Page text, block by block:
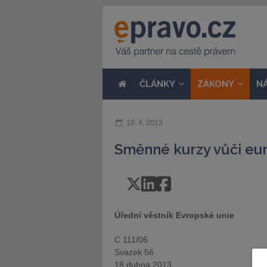
ČLÁNKY ZÁKONY
18. 4. 2013
Směnné kurzy vůči
Úřední věstník Evropské unie
C 111/06
Svazek 56
18.dubna 2013